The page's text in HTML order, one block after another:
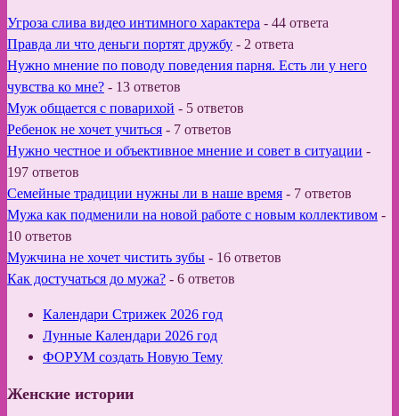
Угроза слива видео интимного характера - 44 ответа
Правда ли что деньги портят дружбу - 2 ответа
Нужно мнение по поводу поведения парня. Есть ли у него
чувства ко мне? - 13 ответов
Муж общается с поварихой - 5 ответов
Ребенок не хочет учиться - 7 ответов
Нужно честное и объективное мнение и совет в ситуации -
197 ответов
Семейные традиции нужны ли в наше время - 7 ответов
Мужа как подменили на новой работе с новым коллективом -
10 ответов
Мужчина не хочет чистить зубы - 16 ответов
Как достучаться до мужа? - 6 ответов
Календари Стрижек 2026 год
Лунные Календари 2026 год
ФОРУМ создать Новую Тему
Женские истории